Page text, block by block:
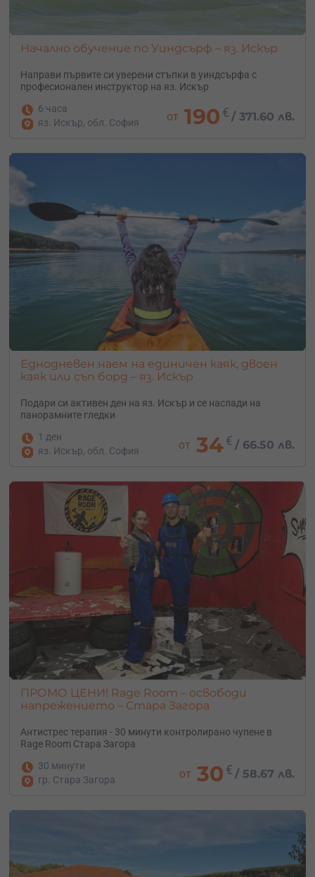
Начално обучение по Уиндсърф – яз. Искър
Направи първите си уверени стъпки в уиндсърфа с
професионален инструктор на яз. Искър
6 часа
яз. Искър, обл. София
от 190 € / 371.60 лв.
Еднодневен наем на единичен каяк, двоен
каяк или съп борд – яз. Искър
Подари си активен ден на яз. Искър и се наслади на
панорамните гледки
1 ден
яз. Искър, обл. София
от 34€ / 66.50 лв.
ПРОМО ЦЕНИ! Rage Room – освободи
напрежението – Стара Загора
Антистрес терапия - 30 минути контролирано чупене в
Rage Room Стара Загора
30 минути
гр. Стара Загора
от 30 € /58.67 лв.